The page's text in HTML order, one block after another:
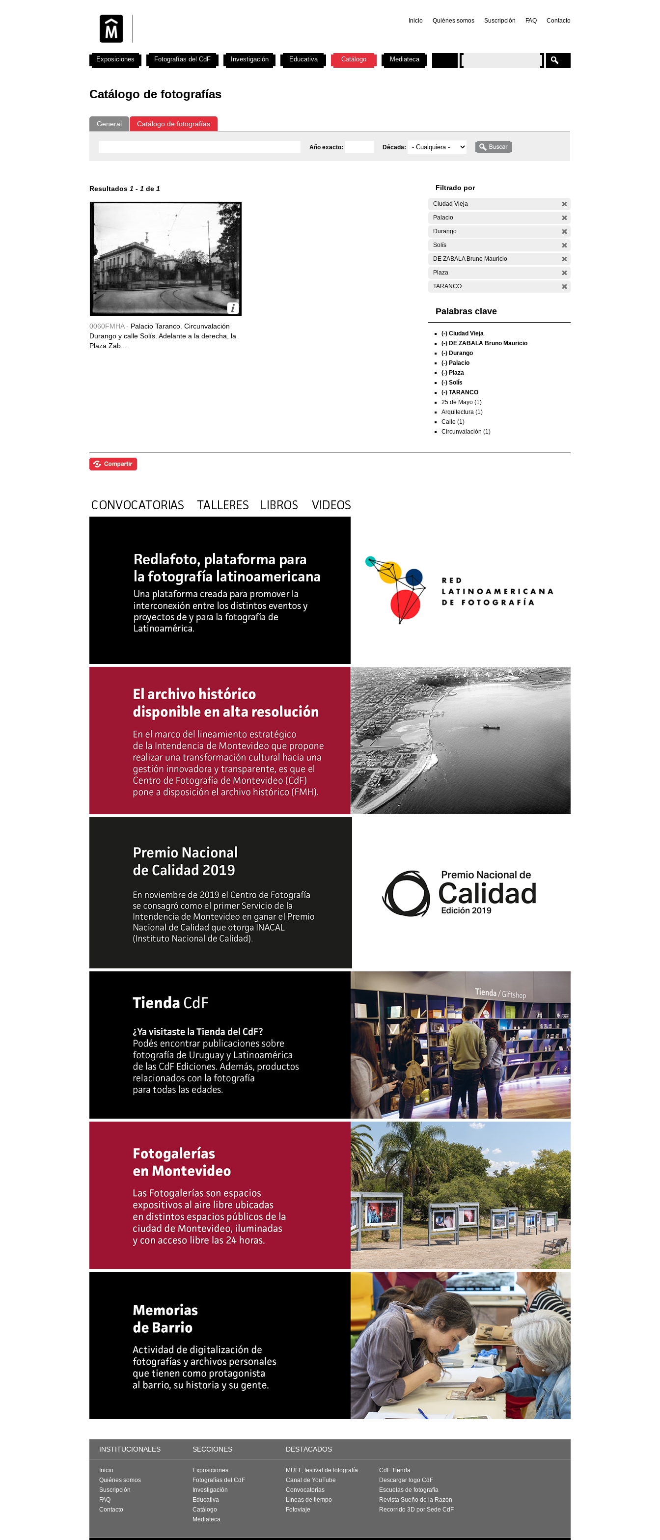
Inicio Quiénes somos Suscripción FAQ Contacto
Catálogo de fotografías
General Catálogo de fotografías
Año exacto: Década:
Resultados 1 - 1 de 1
0060FMHA - Palacio Taranco. Circunvalación
Durango y calle Solís. Adelante a la derecha, la
Plaza Zab...
Filtrado por
Ciudad Vieja
Palacio
Durango
Solís
DE ZABALA Bruno Mauricio
Plaza
TARANCO
Palabras clave
(-) Ciudad Vieja
(-) DE ZABALA Bruno Mauricio
(-) Durango
(-) Palacio
(-) Plaza
(-) Solís
(-) TARANCO
25 de Mayo (1)
Arquitectura (1)
Calle (1)
Circunvalación (1)
Exposiciones Fotografías del CdF Investigación Educativa Catálogo Mediateca
INSTITUCIONALES SECCIONES DESTACADOS
Inicio
Quiénes somos
Suscripción
FAQ
Contacto
Exposiciones
Fotografías del CdF
Investigación
Educativa
Catálogo
Mediateca
MUFF, festival de fotografía
Canal de YouTube
Convocatorias
Líneas de tiempo
Fotoviaje
CdF Tienda
Descargar logo CdF
Escuelas de fotografía
Revista Sueño de la Razón
Recorrido 3D por Sede CdF